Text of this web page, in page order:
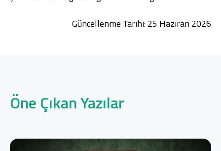
Güncellenme Tarihi: 25 Haziran 2026
Öne Çıkan Yazılar